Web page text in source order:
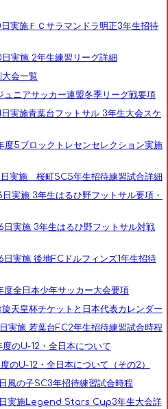
実施ＦＣサラマンドラ明正3年生招待
実施 2年生練習リーグ詳細
会一覧
ュニアサッカー連盟冬季リーグ戦要項
日実施青葉台フットサル 3年生大会スケ
度5ブロックトレセンセレクション実施
日実施 桜町SC5年生招待練習試合詳細
日実施 3年生はるひ野フットサル要項・
日実施 3年生はるひ野フットサル対戦
日実施 後地FCドルフィンズ1年生招待
度全日本少年サッカー大会要項
旋天皇杯チケットと日本代表カレンダー
日実施 若葉台FC2年生招待練習試合時程
度のU-12・全日本について
のU-12・全日本について（その2）
風の子SC3年招待練習試合時程
日実施Legend Stars Cup3年生大会詳